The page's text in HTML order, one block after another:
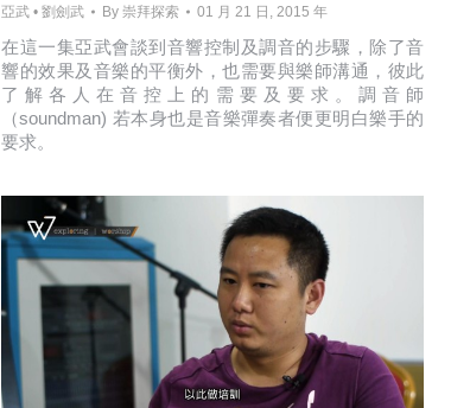
亞武 • 劉劍武 By 崇拜探索 01 月 21 日, 2015 年
在這一集亞武會談到音響控制及調音的步驟，除了音
響的效果及音樂的平衡外，也需要與樂師溝通，彼此
了解各人在音控上的需要及要求。調音師
（soundman) 若本身也是音樂彈奏者便更明白樂手的
要求。